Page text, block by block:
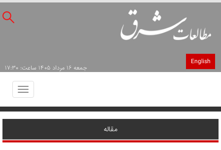
English
جمعه ۱۶ مرداد ۱۴۰۵ ساعت: ۱۷:۳۰
Toggle
مقاله